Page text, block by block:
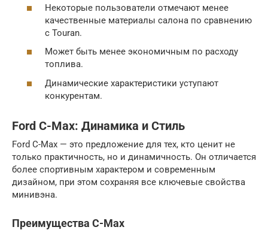
Некоторые пользователи отмечают менее
качественные материалы салона по сравнению
с Touran.
Может быть менее экономичным по расходу
топлива.
Динамические характеристики уступают
конкурентам.
Ford C-Max: Динамика и Стиль
Ford C-Max — это предложение для тех, кто ценит не
только практичность, но и динамичность. Он отличается
более спортивным характером и современным
дизайном, при этом сохраняя все ключевые свойства
минивэна.
Преимущества C-Max